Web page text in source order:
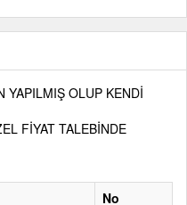
YAPILMIŞ OLUP KENDİ
FİYAT TALEBİNDE
No